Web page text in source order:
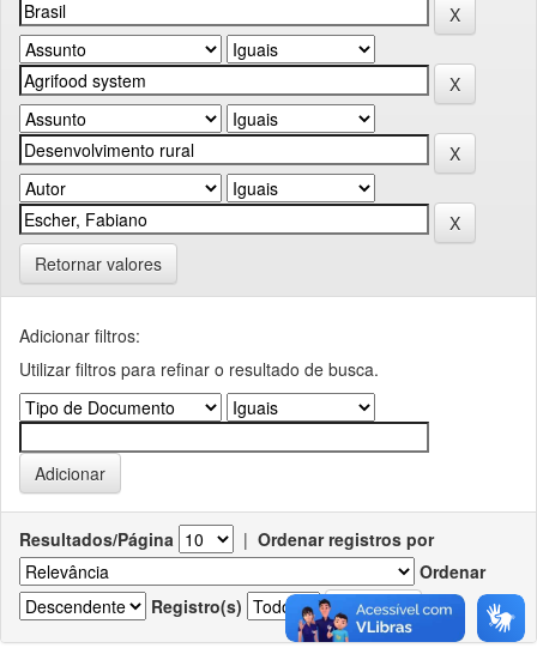
Retornar valores
Adicionar filtros:
Utilizar filtros para refinar o resultado de busca.
Resultados/Página | Ordenar registros por
Ordenar
Registro(s)